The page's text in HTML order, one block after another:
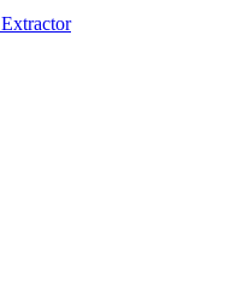
Extractor